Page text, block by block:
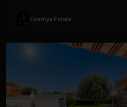
Esentya Estate